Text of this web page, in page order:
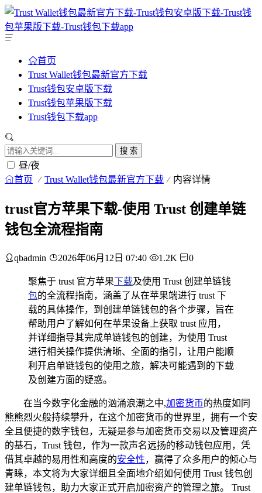
首页
Trust Wallet钱包最新官方下载
Trust钱包安卓版下载
Trust钱包苹果版下载
Trust钱包下载app
搜 索
昼/夜
首页 Trust Wallet钱包最新官方下载 内容详情
trust官方苹果下载-使用 Trust 创建单链
钱包全流程指南
qbadmin 2026年06月12日 07:40 1.2K 0
聚焦于 trust 官方苹果下载及使用 Trust 创建单链钱
包的全流程指南，涵盖了从在苹果端进行 trust 下
载的具体操作，到创建单链钱包的各个步骤，旨在
帮助用户了解如何在苹果设备上获取 trust 应用，
并详细指导其完成单链钱包的创建，为使用 Trust
进行相关操作提供清晰、全面的指引，让用户能顺
利开启单链钱包的使用之旅，解决可能遇到的下载
及创建方面的疑惑。
在当今数字化金融的汹涌浪潮之中,加密货币的热度如同
熊熊烈火般持续攀升，在这个加密货币的世界里，拥有一个安
全且便捷的数字钱包，无疑是参与加密货币交易以及管理资产
的基石，Trust 钱包，作为一款声名远扬的移动钱包应用，凭
借其卓越的易用性和高度的安全性，赢得了众多用户的倾心与
青睐，本文将为大家详细且全面地介绍如何使用 Trust 钱包创
建单链钱包，助力大家正式开启加密资产的管理之旅。 Trust